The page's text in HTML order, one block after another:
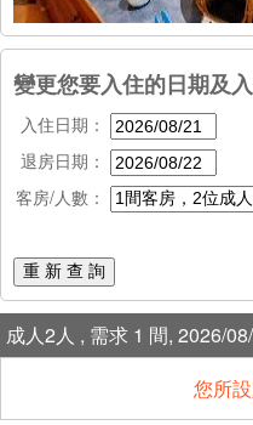
變更您要入住的日期及
入住日期：
退房日期：
客房/人數：
重 新 查 詢
成人2人 , 需求 1 間, 2026/
您所